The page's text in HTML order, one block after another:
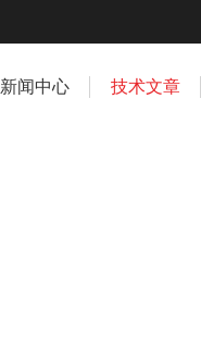
新闻中心 技术文章